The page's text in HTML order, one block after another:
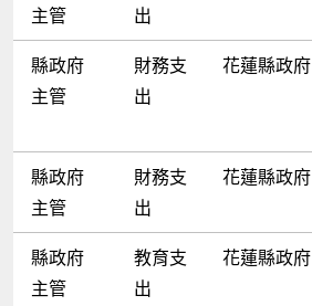
主管 出
縣政府
主管
財務支
出
花蓮縣政府
縣政府
主管
財務支
出
花蓮縣政府
縣政府
主管
教育支
出
花蓮縣政府